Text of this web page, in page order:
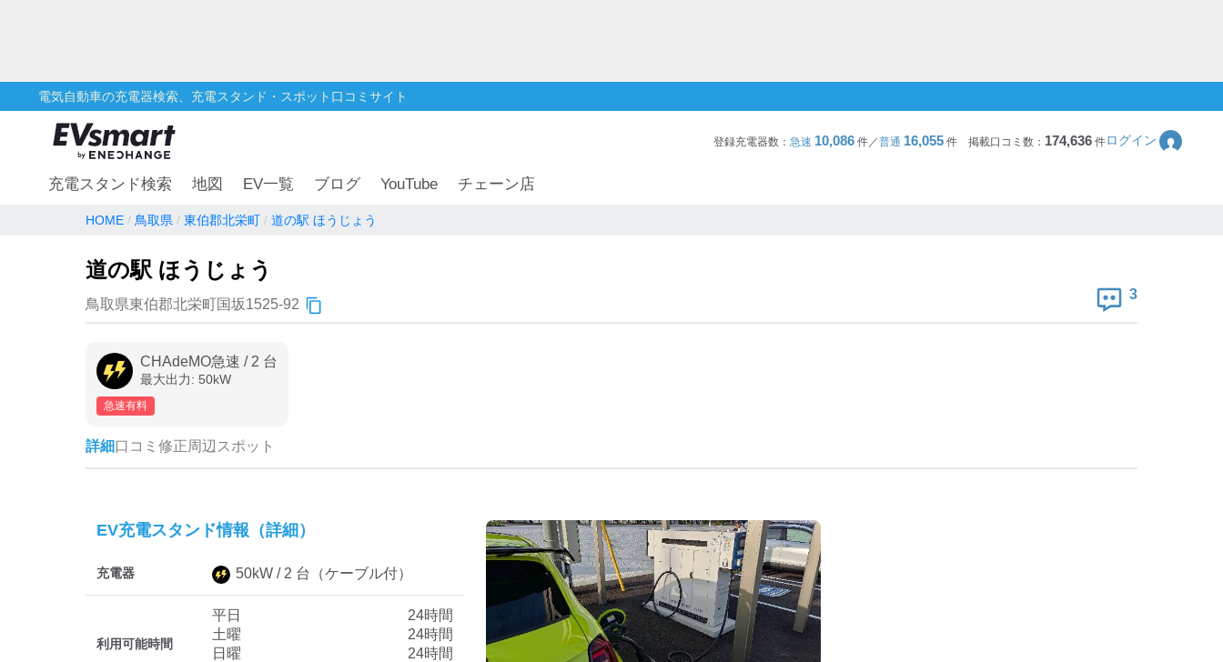
電気自動車の充電器検索、充電スタンド・スポット口コミサイト
登録充電器数： 急速 10,086 件／普通 16,055 件 掲載口コミ数： 174,636件ログイン
充電スタンド検索 地図 EV一覧 ブログ YouTube チェーン店
HOME 鳥取県 東伯郡北栄町 道の駅 ほうじょう
道の駅 ほうじょう
鳥取県東伯郡北栄町国坂1525-92
3
CHAdeMO急速 / 2 台
最大出力: 50kW
急速有料
詳細口コミ 修正周辺スポット
EV充電スタンド情報（詳細）
充電器 50kW / 2 台 （ケーブル付）
利用可能時間
平日
24時間
土曜
24時間
日曜
24時間